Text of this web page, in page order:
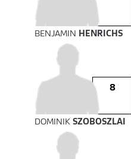
BENJAMIN HENRICHS
8
DOMINIK SZOBOSZLAI